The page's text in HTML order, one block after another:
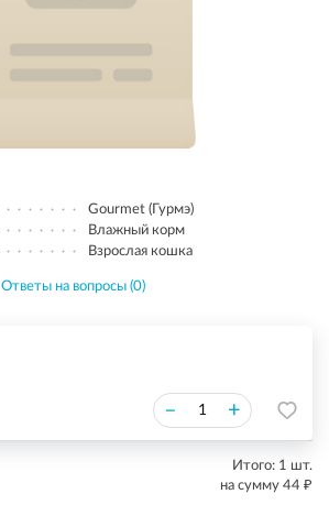
Gourmet (Гурмэ)
Влажный корм
Взрослая кошка
Ответы на вопросы (0)
– +
Итого: 1 шт.
на сумму 44 ₽